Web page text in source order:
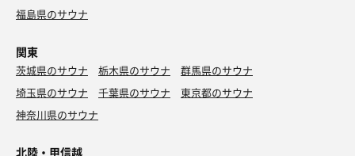
福島県のサウナ
関東
茨城県のサウナ 栃木県のサウナ
群馬県のサウナ
埼玉県のサウナ
千葉県のサウナ
東京都のサウナ
神奈川県のサウナ
北陸・甲信越